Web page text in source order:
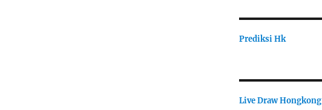
Prediksi Hk
Live Draw Hongkong